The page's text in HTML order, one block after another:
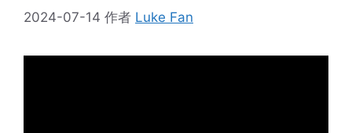
2024-07-14 作者 Luke Fan